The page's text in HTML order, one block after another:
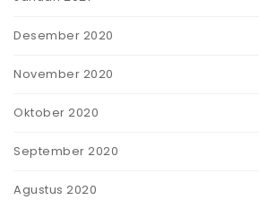
Desember 2020
November 2020
Oktober 2020
September 2020
Agustus 2020